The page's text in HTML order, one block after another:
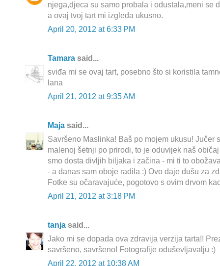
njega,djeca su samo probala i odustala,meni se
a ovaj tvoj tart mi izgleda ukusno.
April 20, 2012 at 6:33 PM
Tamara said...
sviđa mi se ovaj tart, posebno što si koristila
lana
April 21, 2012 at 9:35 AM
Maja said...
Savršeno Maslinka! Baš po mojem ukusu! Jučer
malenoj šetnji po prirodi, to je oduvijek naš
smo dosta divljih biljaka i začina - mi ti to
- a danas sam oboje radila :) Ovo daje dušu za
Fotke su očaravajuće, pogotovo s ovim drvom
April 21, 2012 at 3:18 PM
tanja said...
Jako mi se dopada ova zdravija verzija tarta!!
savršeno, savršeno! Fotografije oduševljavalju :)
April 22, 2012 at 10:38 AM